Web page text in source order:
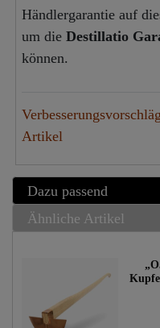
Händlergarantie auf
um die Destillatio
können.
Artikel
Dazu passend
Ähnliche Artikel